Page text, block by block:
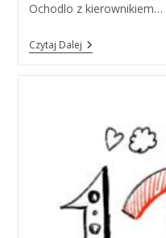
Ochodlo z kierownikiem…
Czytaj DalejMuzyczna
Uczta